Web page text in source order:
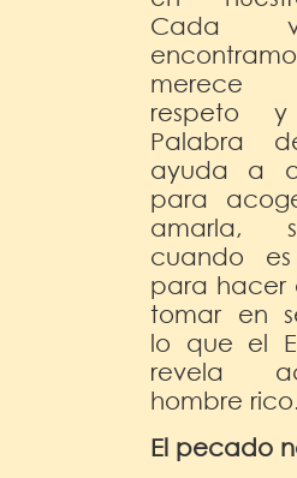
Cada
merece
respeto
Palabra
ayuda a
para
amarla,
cuando
para hacer
tomar en
lo que el
revela
hombre rico.
El pecado